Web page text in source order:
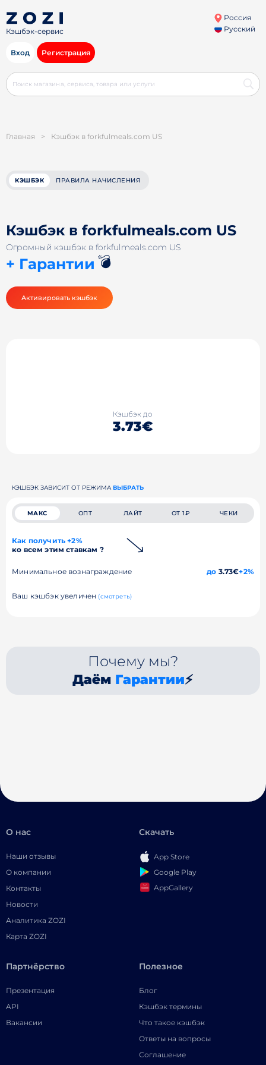
Кэшбэк-сервис
Россия
Русский
Вход Регистрация
Главная > Кэшбэк в forkfulmeals.com US
КЭШБЭК ПРАВИЛА НАЧИСЛЕНИЯ
Кэшбэк в forkfulmeals.com US
Огромный кэшбэк в forkfulmeals.com US
+ Гарантии 💣
Активировать кэшбэк
Кэшбэк до
3.73€
КЭШБЭК ЗАВИСИТ ОТ РЕЖИМА ВЫБРАТЬ
МАКС ОПТ ЛАЙТ ОТ 1₽ ЧЕКИ
Как получить +2%
ко всем этим ставкам ?
Минимальное вознаграждение до 3.73€+2%
Ваш кэшбэк увеличен (смотреть)
Почему мы?
Даём Гарантии⚡
О нас
Наши отзывы
О компании
Контакты
Новости
Аналитика ZOZI
Карта ZOZI
Скачать
App Store
Google Play
AppGallery
Партнёрство
Презентация
API
Вакансии
Полезное
Блог
Кэшбэк термины
Что такое кэшбэк
Ответы на вопросы
Соглашение